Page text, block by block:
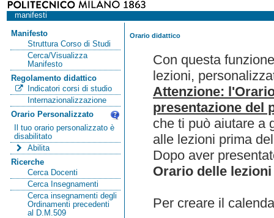
manifesti
Manifesto
Struttura Corso di Studi
Cerca/Visualizza
Manifesto
Regolamento didattico
Indicatori corsi di studio
Internazionalizzazione
Orario Personalizzato
Il tuo orario personalizzato è
disabilitato
Abilita
Ricerche
Cerca Docenti
Cerca Insegnamenti
Cerca insegnamenti degli
Ordinamenti precedenti
al D.M.509
Orario didattico
Con questa
lezioni,
Attenzione:
presentazione del
che ti può aiutare a
alle lezioni prima
Dopo aver
Orario delle lezioni
Per creare il